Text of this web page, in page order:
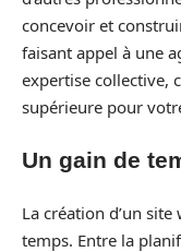
concevoir et
faisant appel à une
expertise collective,
supérieure pour
Un gain de
La création d’un
temps. Entre la